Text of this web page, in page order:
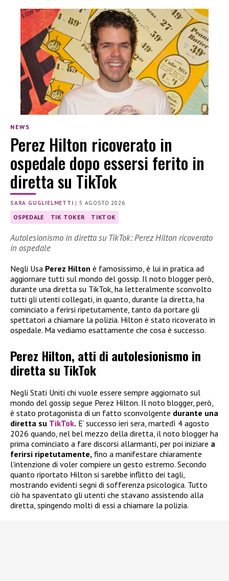
NEWS
Perez Hilton ricoverato in
ospedale dopo essersi ferito in
diretta su TikTok
SARA GUGLIELMETTI |5 AGOSTO 2026
OSPEDALE TIK TOKER TIKTOK
Autolesionismo in diretta su TikTok: Perez Hilton ricoverato
in ospedale
Negli Usa Perez Hilton è famosissimo, è lui in pratica ad
aggiornare tutti sul mondo del gossip. Il noto blogger però,
durante una diretta su TikTok, ha letteralmente sconvolto
tutti gli utenti collegati, in quanto, durante la diretta, ha
cominciato a ferirsi ripetutamente, tanto da portare gli
spettatori a chiamare la polizia. Hilton è stato ricoverato in
ospedale. Ma vediamo esattamente che cosa è successo.
Perez Hilton, atti di autolesionismo in
diretta su TikTok
Negli Stati Uniti chi vuole essere sempre aggiornato sul
mondo del gossip segue Perez Hilton. Il noto blogger, però,
è stato protagonista di un fatto sconvolgente durante una
diretta su TikTok. E’ successo ieri sera, martedì 4 agosto
2026 quando, nel bel mezzo della diretta, il noto blogger ha
prima cominciato a fare discorsi allarmanti, per poi iniziare a
ferirsi ripetutamente, fino a manifestare chiaramente
l’intenzione di voler compiere un gesto estremo. Secondo
quanto riportato Hilton si sarebbe inflitto dei tagli,
mostrando evidenti segni di sofferenza psicologica. Tutto
ciò ha spaventato gli utenti che stavano assistendo alla
diretta, spingendo molti di essi a chiamare la polizia.